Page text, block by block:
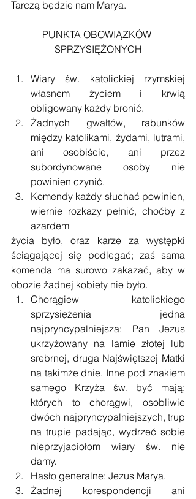
Tarczą będzie nam Marya.
PUNKTA OBOWIĄZKÓW
SPRZYSIĘŻONYCH
Wiary św. katolickiej rzymskiej
własnem życiem i krwią
obligowany każdy bronić.
Żadnych gwałtów, rabunków
między katolikami, żydami, lutrami,
ani osobiście, ani przez
subordynowane osoby nie
powinien czynić.
Komendy każdy słuchać powinien,
wiernie rozkazy pełnić, choćby z
azardem
życia było, oraz karze za występki
ściągającej się podlegać; zaś sama
komenda ma surowo zakazać, aby w
obozie żadnej kobiety nie było.
Chorągiew katolickiego
sprzysiężenia jedna
najpryncypalniejsza: Pan Jezus
ukrzyżowany na lamie złotej lub
srebrnej, druga Najświętszej Matki
na takimże dnie. Inne pod znakiem
samego Krzyża św. być mają;
których to chorągwi, osobliwie
dwóch najpryncypalniejszych, trup
na trupie padając, wydrzeć sobie
nieprzyjaciołom wiary św. nie
damy.
Hasło generalne: Jezus Marya.
Żadnej korespondencji ani